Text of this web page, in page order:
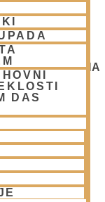
DAS
Padajatra
HARE KRIŠNA